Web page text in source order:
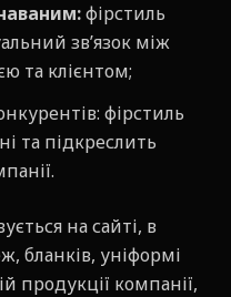
фірстиль
зв’язок між
та клієнтом;
фірстиль
та підкреслить
на сайті, в
бланків, уніформі
продукції компанії,